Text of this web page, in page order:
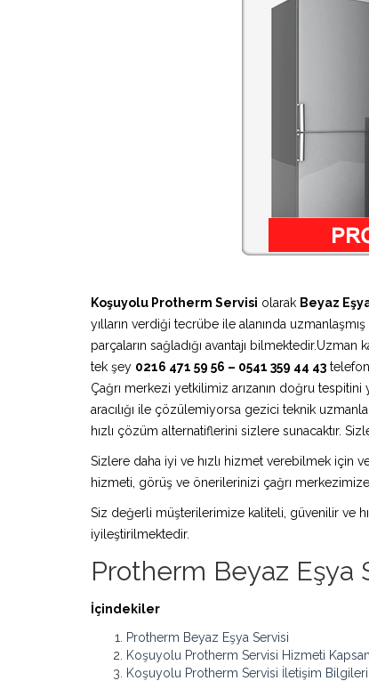
Koşuyolu Protherm Servisi olarak Beyaz
yılların verdiği tecrübe ile alanında
parçaların sağladığı avantajı
tek şey 0216 471 59 56 – 0541 359 44 43
Çağrı merkezi yetkilimiz arızanın doğru
aracılığı ile çözülemiyorsa gezici teknik
hızlı çözüm alternatiflerini sizlere sunacaktır.
Sizlere daha iyi ve hızlı hizmet verebilmek için
hizmeti, görüş ve önerilerinizi çağrı
Siz değerli müşterilerimize kaliteli, güvenilir ve
iyileştirilmektedir.
Protherm Beyaz Eşya
İçindekiler
Protherm Beyaz Eşya Servisi
Koşuyolu Protherm Servisi Hizmeti
Koşuyolu Protherm Servisi İletişim Bilgileri